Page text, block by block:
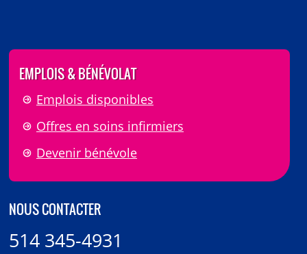
EMPLOIS & BÉNÉVOLAT
Emplois disponibles
Offres en soins infirmiers
Devenir bénévole
NOUS CONTACTER
514 345-4931